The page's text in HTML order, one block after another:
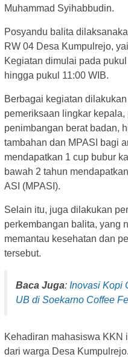
Muhammad Syihabbudin.
Posyandu balita
RW 04 Desa Kumpulrejo,
Kegiatan dimulai pada
hingga pukul 11:00 WIB.
Berbagai kegiatan
pemeriksaan lingkar
penimbangan berat badan,
tambahan dan MPASI bagi
mendapatkan 1 cup bubur
bawah 2 tahun
ASI (MPASI).
Selain itu, juga dilakukan
perkembangan balita, yang
memantau kesehatan dan
tersebut.
Baca Juga: Inovasi Kopi
UB di Soekarno Coffee
Kehadiran mahasiswa KKN
dari warga Desa